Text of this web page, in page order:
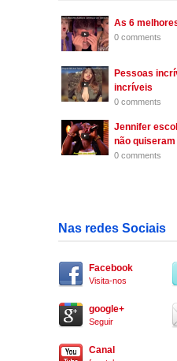
As 6
0 comments
Pessoas
incríveis
0 comments
Jennifer
não
0 comments
Nas redes Sociais
Facebook
Visita-nos
google+
Seguir
Canal